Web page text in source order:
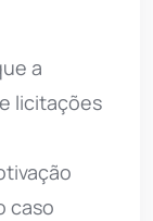
a
licitações
caso